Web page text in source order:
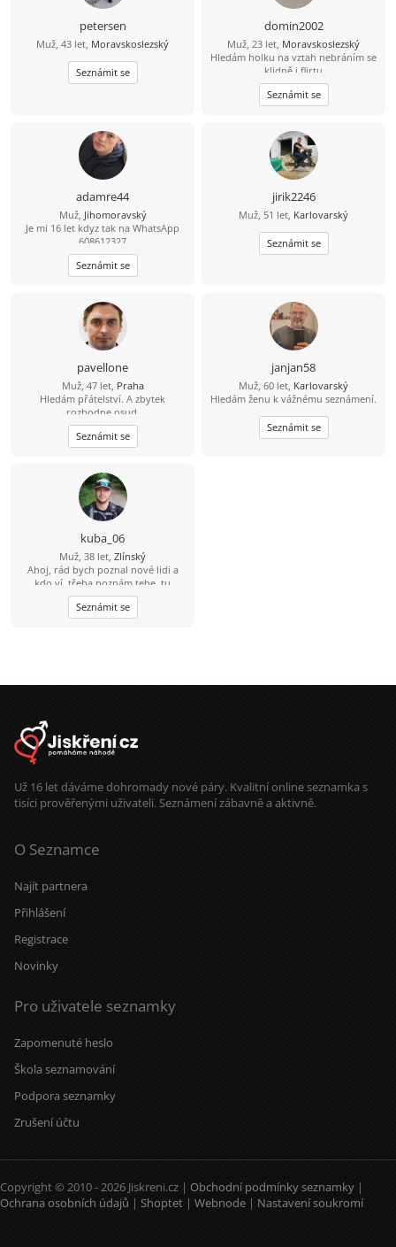
petersen
Muž, 43 let, Moravskoslezský
Seznámit se
domin2002
Muž, 23 let, Moravskoslezský
Hledám holku na vztah nebráním se
klidně i flirtu
Seznámit se
adamre44
Muž, Jihomoravský
Je mi 16 let kdyz tak na WhatsApp
608612327
Seznámit se
jirik2246
Muž, 51 let, Karlovarský
Seznámit se
pavellone
Muž, 47 let, Praha
Hledám přátelství. A zbytek
rozhodne osud.
Seznámit se
janjan58
Muž, 60 let, Karlovarský
Hledám ženu k vážnému seznámení.
Seznámit se
kuba_06
Muž, 38 let, Zlínský
Ahoj, rád bych poznal nové lidi a
kdo ví, třeba poznám tebe, tu
pravou...
Seznámit se
Už 16 let dáváme dohromady nové páry. Kvalitní online seznamka s
tisíci prověřenými uživateli. Seznámení zábavně a aktivně.
O Seznamce
Najít partnera
Přihlášení
Registrace
Novinky
Pro uživatele seznamky
Zapomenuté heslo
Škola seznamování
Podpora seznamky
Zrušení účtu
Copyright © 2010 - 2026 Jiskreni.cz | Obchodní podmínky seznamky |
Ochrana osobních údajů | Shoptet | Webnode | Nastavení soukromí